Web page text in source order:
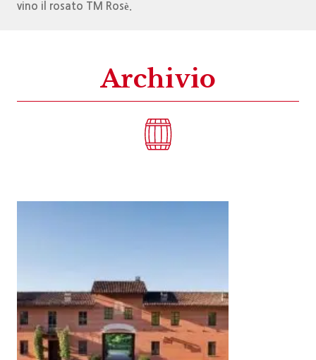
vino il rosato TM Rosè.
Archivio